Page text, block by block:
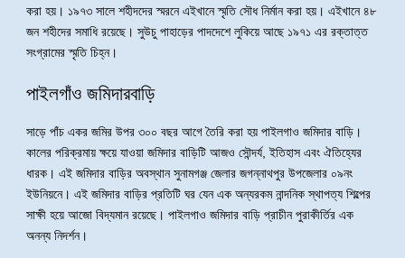
করা হয়। ১৯৭৩ সালে শহীদদের স্মরনে এইখানে স্মৃতি সৌধ নির্মান করা হয়। এইখানে ৪৮
জন শহীদের সমাধি রয়েছে। সুউচু পাহাড়ের পাদদেশে লুকিয়ে আছে ১৯৭১ এর রক্তাত্ত
সংগ্রামের স্মৃতি চিহ্ন।
পাইলগাঁও জমিদারবাড়ি
সাড়ে পাঁচ একর জমির উপর ৩০০ বছর আগে তৈরি করা হয় পাইলগাও জমিদার বাড়ি।
কালের পরিক্রমায় ক্ষয়ে যাওয়া জমিদার বাড়িটি আজও সৌন্দর্য, ইতিহাস এবং ঐতিহ্যের
ধারক। এই জমিদার বাড়ির অবস্থান সুনামগঞ্জ জেলার জগন্নাথপুর উপজেলার ০৯নং
ইউনিয়নে। এই জমিদার বাড়ির প্রতিটি ঘর যেন এক অন্যরকম নান্দনিক স্থাপত্য শিল্পের
সাক্ষী হয়ে আজো বিদ্যমান রয়েছে। পাইলগাও জমিদার বাড়ি প্রাচীন পুরাকীর্তির এক
অনন্য নিদর্শন।